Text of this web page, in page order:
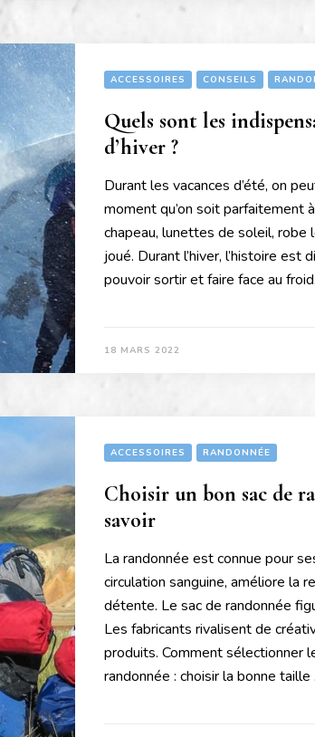
ACCESSOIRES CONSEILS
Quels sont les
d’hiver ?
Durant les vacances d’été, on
moment qu’on soit parfaitement
chapeau, lunettes de soleil,
joué. Durant l’hiver, l’histoire est
pouvoir sortir et faire face au
18 MARS 2022
ACCESSOIRES RANDONNÉE
Choisir un bon sac de
savoir
La randonnée est connue pour
circulation sanguine, améliore la
détente. Le sac de randonnée
Les fabricants rivalisent de
produits. Comment sélectionner
randonnée : choisir la bonne taille